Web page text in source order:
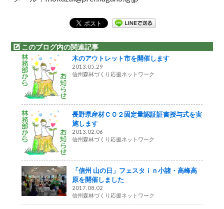
このブログ内の関連記事
木のアウトレット市を開催します
2013.05.29
信州森林づくり応援ネットワーク
長野県産材ＣＯ２固定量認証証書授与式を実
施します
2013.02.06
信州森林づくり応援ネットワーク
「信州 山の日」フェスタｉｎ小諸・高峰高
原を開催しました
2017.08.02
信州森林づくり応援ネットワーク